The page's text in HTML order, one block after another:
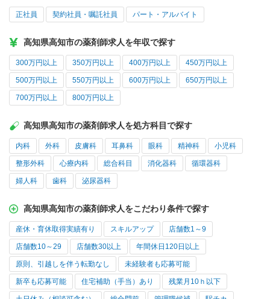
正社員 契約社員・嘱託社員 パート・アルバイト
高知県高知市の薬剤師求人を年収で探す
300万円以上 350万円以上 400万円以上 450万円以上
500万円以上 550万円以上 600万円以上 650万円以上
700万円以上 800万円以上
高知県高知市の薬剤師求人を処方科目で探す
内科 外科 皮膚科 耳鼻科 眼科 精神科 小児科
整形外科 心療内科 総合科目 消化器科 循環器科
婦人科 歯科 泌尿器科
高知県高知市の薬剤師求人をこだわり条件で探す
産休・育休取得実績有り スキルアップ 店舗数1～9
店舗数10～29 店舗数30以上 年間休日120日以上
原則、引越しを伴う転勤なし 未経験者も応募可能
新卒も応募可能 住宅補助（手当）あり 残業月10ｈ以下